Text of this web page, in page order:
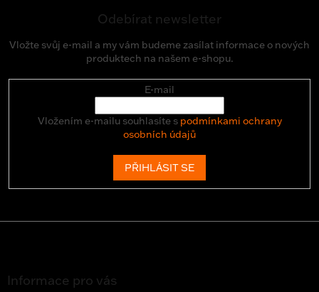
Odebírat newsletter
Vložte svůj e-mail a my vám budeme zasílat informace o nových
produktech na našem e-shopu.
E-mail
Vložením e-mailu souhlasíte s podmínkami ochrany
osobních údajů
PŘIHLÁSIT SE
Informace pro vás